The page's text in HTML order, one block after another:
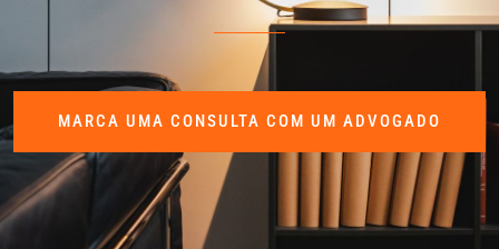
MARCA UMA CONSULTA COM UM ADVOGADO